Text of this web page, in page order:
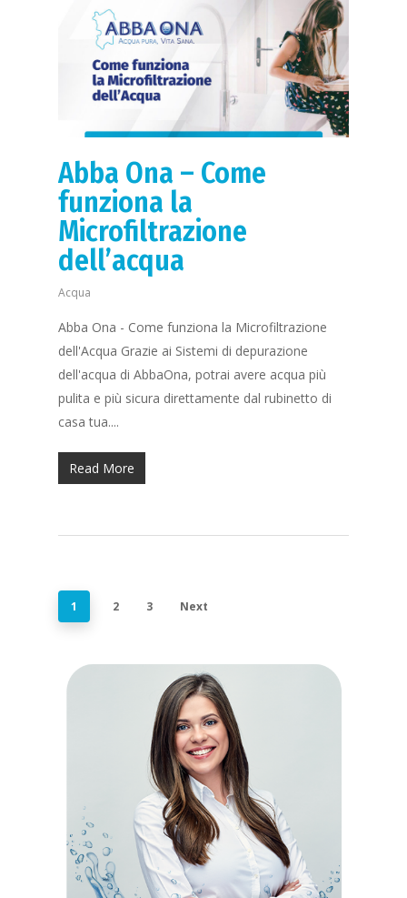
Abba Ona – Come
funziona la
Microfiltrazione
dell’acqua
Acqua
Abba Ona - Come funziona la Microfiltrazione
dell'Acqua Grazie ai Sistemi di depurazione
dell'acqua di AbbaOna, potrai avere acqua più
pulita e più sicura direttamente dal rubinetto di
casa tua....
Read More
1 2 3 Next